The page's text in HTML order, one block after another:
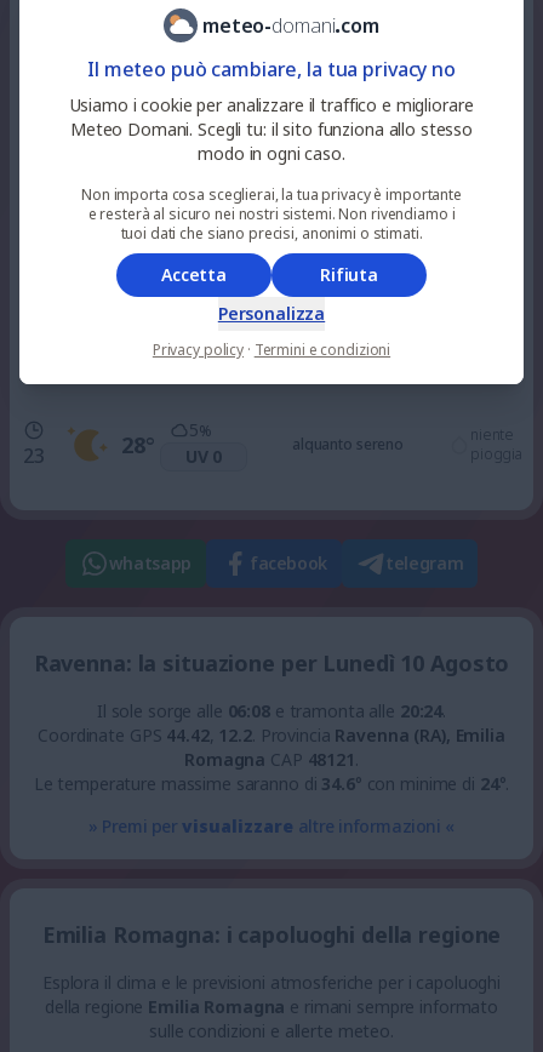
34°
0%
soleggiato
33%
32°
71
UV 3
soleggiato
° UV 0
alquanto sereno
23 28°
5%
UV 0
alquanto sereno
niente
pioggia
whatsapp facebook telegram
Ravenna: la situazione per Lunedì 10 Agosto
Il sole sorge alle 06:08e tramonta alle 20:24.
Coordinate GPS 44.42, 12.2. Provincia Ravenna (RA), Emilia
Romagna CAP 48121.
Le temperature massime saranno di 34.6° con minime di 24°.
» Premi pervisualizzare altre informazioni «
Emilia Romagna: i capoluoghi della regione
Esplora il clima e le previsioni atmosferiche per i capoluoghi
della regione Emilia Romagna e rimani sempre informato
sulle condizioni e allerte meteo.
meteo-domani.com
Il meteo può cambiare, la tua privacy no
Usiamo i cookie per analizzare il traffico e migliorare
Meteo Domani. Scegli tu: il sito funziona allo stesso
modo in ogni caso.
Non importa cosa sceglierai, la tua privacy è importante
e resterà al sicuro nei nostri sistemi. Non rivendiamo i
tuoi dati che siano precisi, anonimi o stimati.
Accetta
Rifiuta
Personalizza
Privacy policy · Termini e condizioni